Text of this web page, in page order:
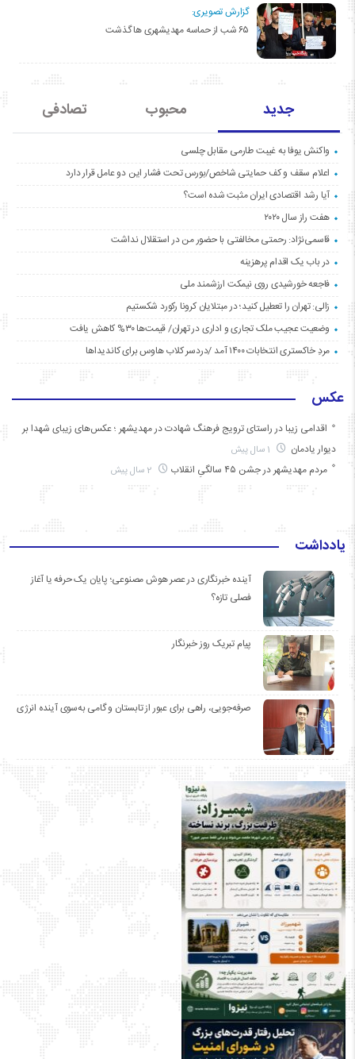
گزارش تصویری:
۶۵ شب از حماسه مهدیشهری ها گذشت
جدید محبوب تصادفی
واکنش یوفا به غیبت طارمی مقابل چلسی
اعلام سقف و کف حمایتی شاخص/بورس تحت فشار این دو عامل قرار دارد
آیا رشد اقتصادی ایران مثبت شده است؟
هفت راز سال ۲۰۲۰
قاسمی‌نژاد: رحمتی مخالفتی با حضور من در استقلال نداشت
در باب یک اقدام پرهزینه
فاجعه خورشیدی روی نیمکت ارزشمند ملی
زالی: تهران را تعطیل کنید؛ در مبتلایان کرونا رکورد شکستیم
وضعیت عجیب ملک تجاری و اداری در تهران/ قیمت‌ها ۳۰% کاهش یافت
مردِ خاکستری انتخابات ۱۴۰۰ آمد /دردسر کلاب هاوس برای کاندیداها
عکس
اقدامی زیبا در راستای ترویج فرهنگ شهادت در مهدیشهر ؛ عکس‌های زیبای شهدا بر
دیوار یادمان
مردم مهدیشهر در جشن ۴۵ سالگیِ انقلاب
یادداشت
آینده خبرنگاری در عصر هوش مصنوعی؛ پایان یک حرفه یا آغاز
فصلی تازه؟
پیام تبریک روز خبرنگار
صرفه‌جویی، راهی برای عبور از تابستان و گامی به‌سوی آینده انرژی